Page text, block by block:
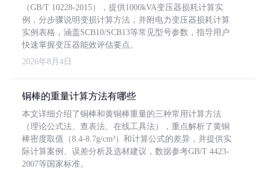
（GB/T 10228-2015），提供1000kVA变压器损耗计算实
例，分步骤说明变损计算方法，并附电力变压器损耗计算
实例表格，涵盖SCB10/SCB13等常见型号参数，指导用户
快速掌握变压器能效评估要点。
2026年8月4日
铜棒的重量计算方法有哪些
本文详细介绍了铜棒和黄铜棒重量的三种常用计算方法
（理论公式法、查表法、在线工具法），重点解析了黄铜
棒密度取值（8.4-8.7g/cm³）和计算公式的差异，并提供实
际计算案例、误差分析及选材建议，数据参考GB/T 4423-
2007等国家标准。